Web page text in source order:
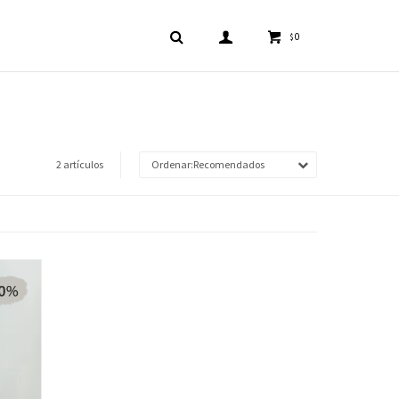
$0
2 artículos Recomendados